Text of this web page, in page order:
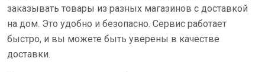
заказывать товары из разных магазинов с доставкой
на дом. Это удобно и безопасно. Сервис работает
быстро, и вы можете быть уверены в качестве
доставки.